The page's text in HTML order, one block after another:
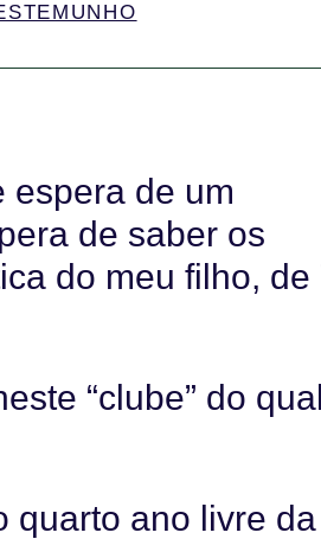
espera de um
de saber os
do meu filho, de
“clube” do qual
quarto ano livre da